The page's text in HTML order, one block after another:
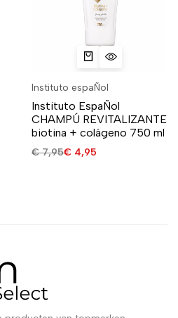
Instituto espaÑol
Instituto EspaÑol
CHAMPÚ REVITALIZANTE
biotina + colágeno 750 ml
€7,95€ 4,95